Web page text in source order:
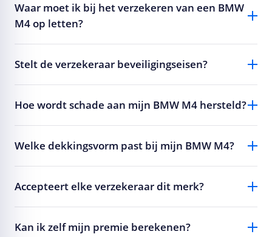
Waar moet ik bij het verzekeren van een BMW
M4 op letten?
Stelt de verzekeraar beveiligingseisen?
Hoe wordt schade aan mijn BMW M4 hersteld?
Welke dekkingsvorm past bij mijn BMW M4?
Accepteert elke verzekeraar dit merk?
Kan ik zelf mijn premie berekenen?